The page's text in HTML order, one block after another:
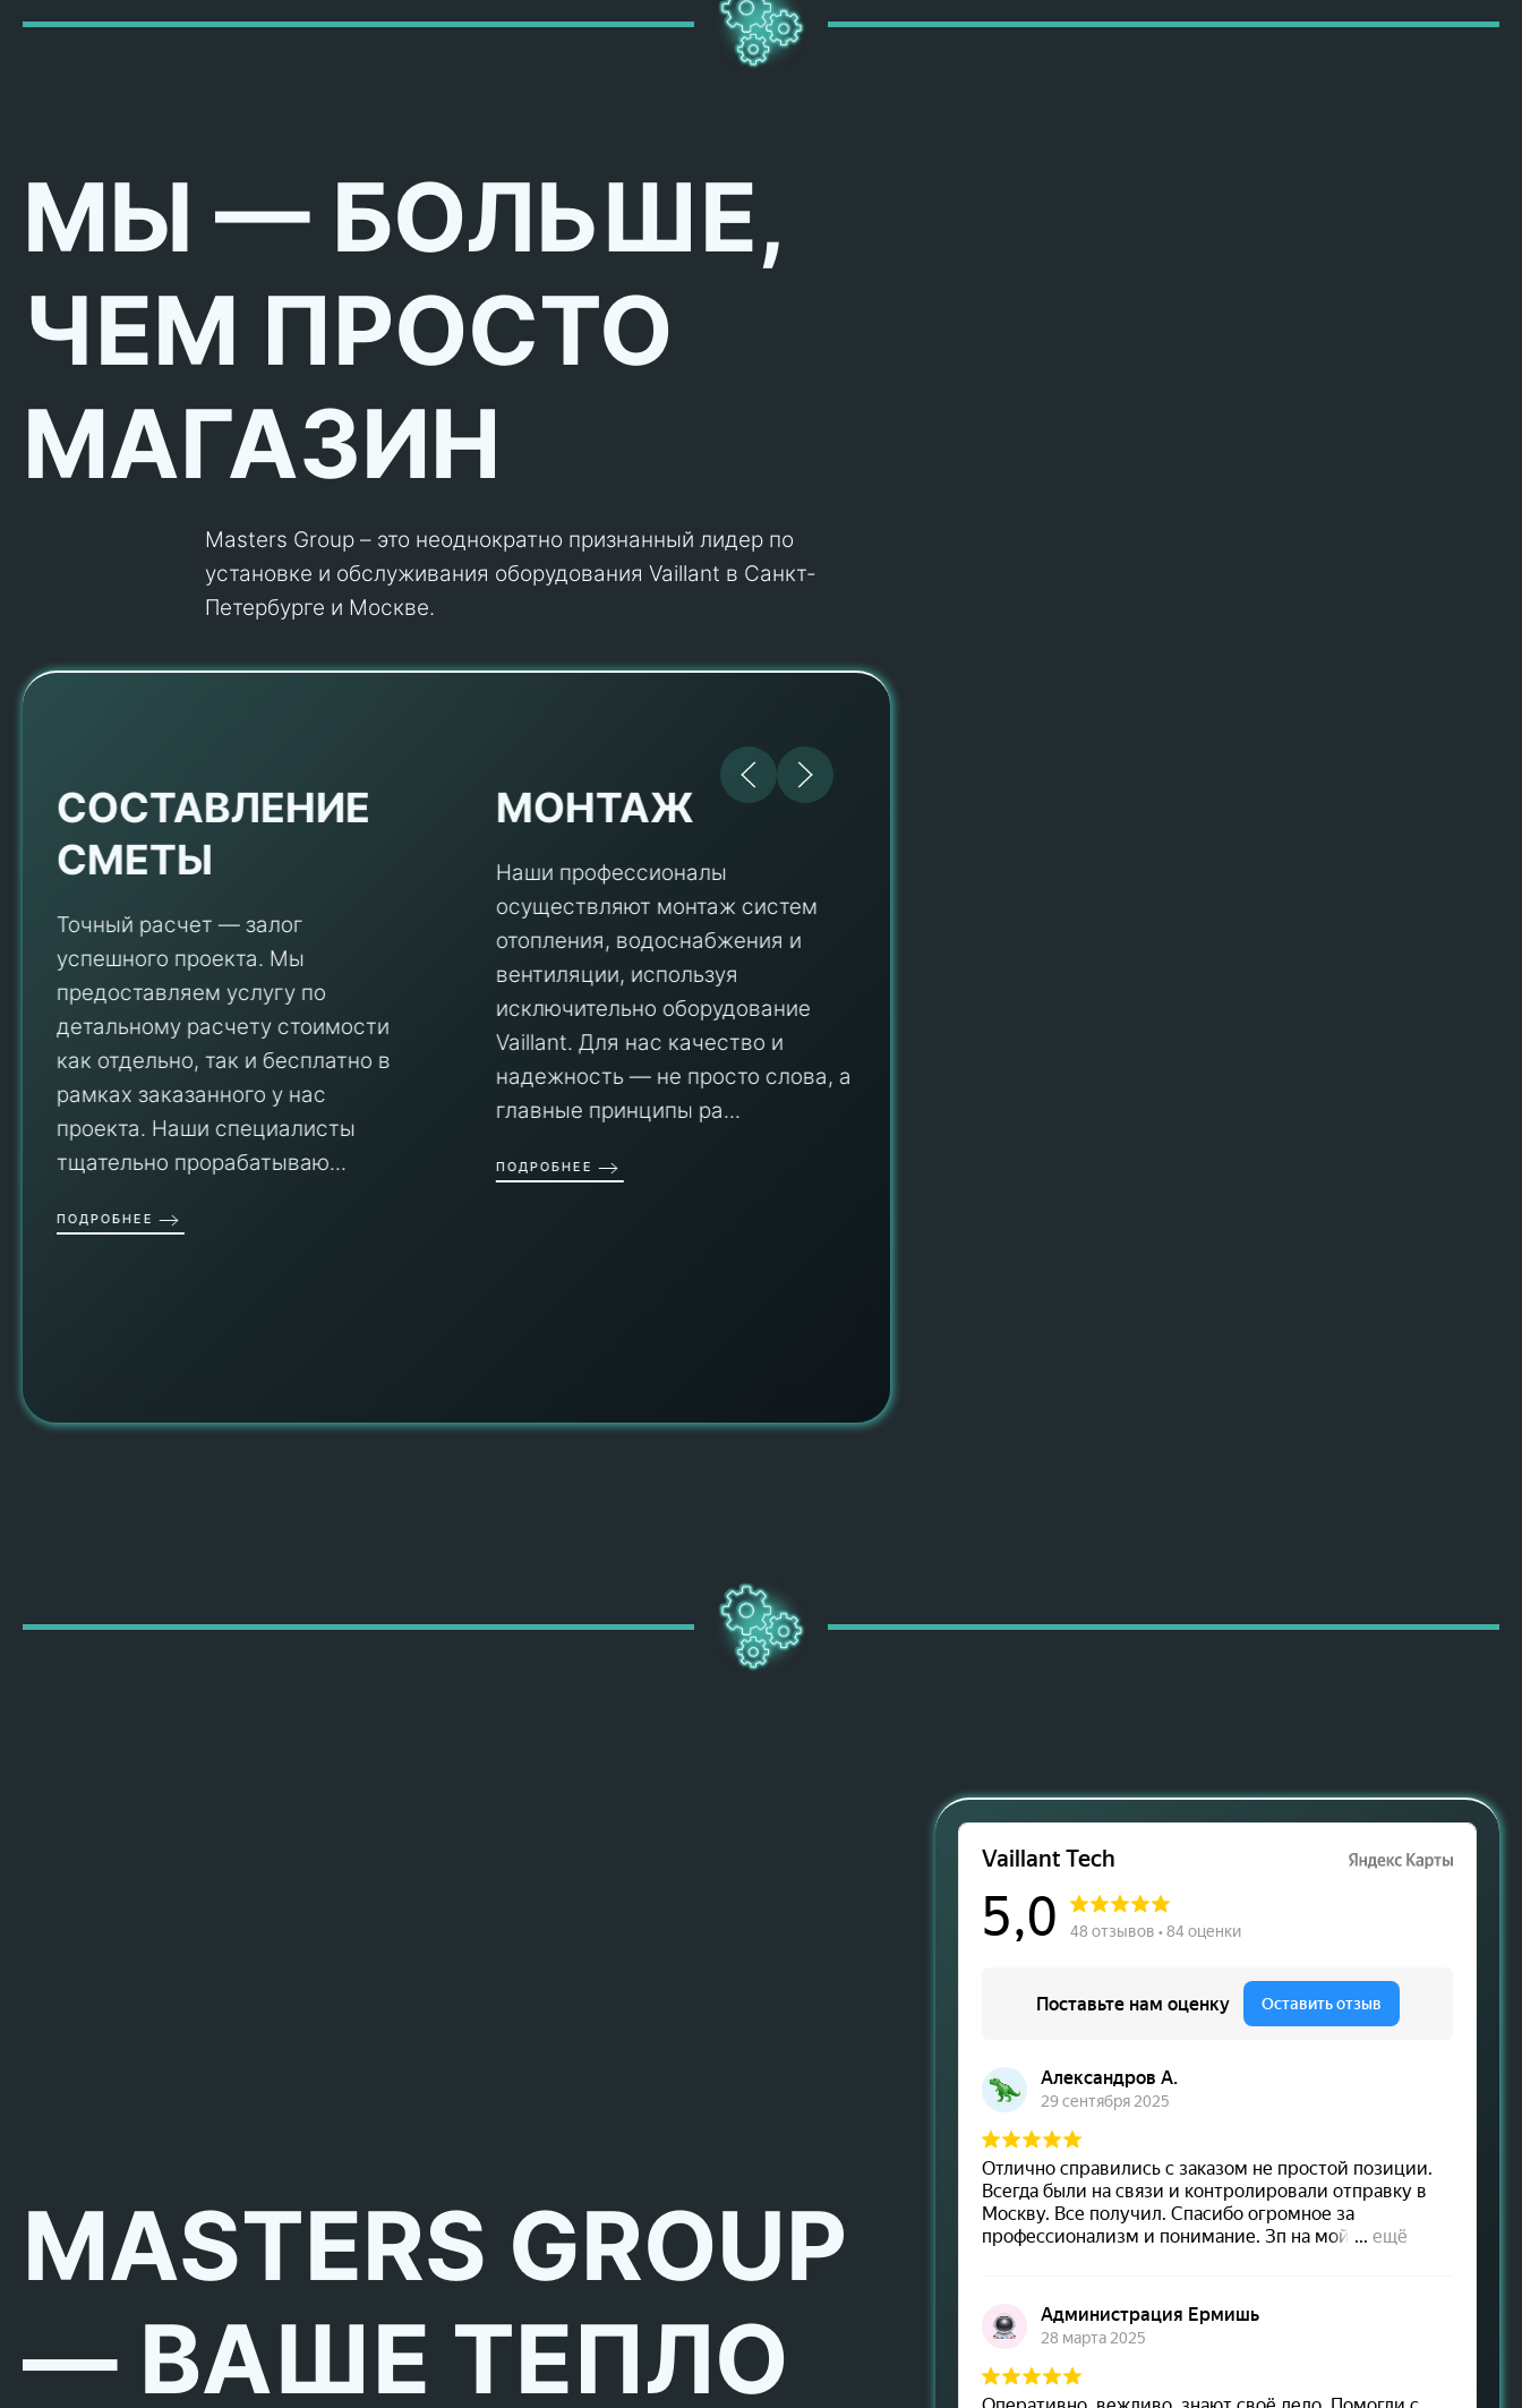
МЫ — БОЛЬШЕ,
ЧЕМ ПРОСТО
МАГАЗИН
Masters Group – это неоднократно признанный лидер по
установке и обслуживания оборудования Vaillant в Санкт-
Петербурге и Москве.
СОСТАВЛЕНИЕ
СМЕТЫ
Точный расчет — залог
успешного проекта. Мы
предоставляем услугу по
детальному расчету стоимости
как отдельно, так и бесплатно в
рамках заказанного у нас
проекта. Наши специалисты
тщательно прорабатываю...
ПОДРОБНЕЕ
МОНТАЖ
Наши профессионалы
осуществляют монтаж систем
отопления, водоснабжения и
вентиляции, используя
исключительно оборудование
Vaillant. Для нас качество и
надежность — не просто слова, а
главные принципы ра...
ПОДРОБНЕЕ
MASTERS GROUP
— ВАШЕ ТЕПЛО